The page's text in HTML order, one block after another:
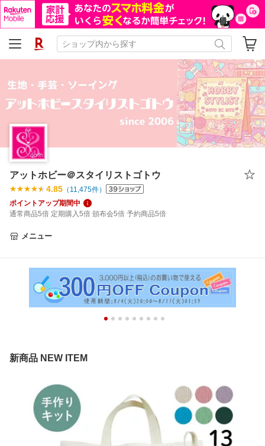
アットホビー＠スタイリストゴトウ
4.85 （ 11,475件）
ポイントアップ期間中
通常商品5倍 定期購入5倍 頒布会5倍 予約商品5倍
メニュー
新商品 NEW ITEM